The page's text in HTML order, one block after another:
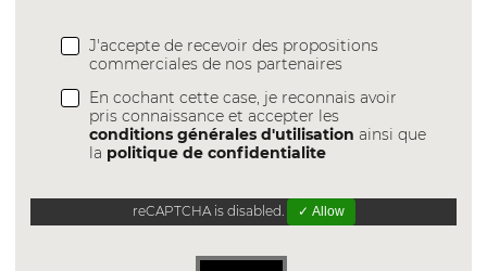
J'accepte de recevoir des propositions
commerciales de nos partenaires
En cochant cette case, je reconnais avoir
pris connaissance et accepter les
conditions générales d'utilisation ainsi que
la politique de confidentialite
reCAPTCHA is disabled. ✓ Allow